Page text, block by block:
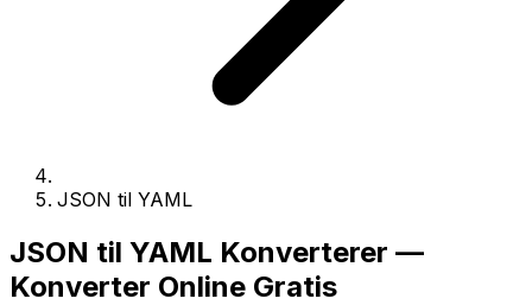
JSON til YAML
JSON til YAML Konverterer —
Konverter Online Gratis